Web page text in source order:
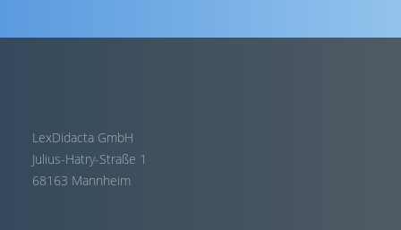
LexDidacta GmbH
Julius-Hatry-Straße 1
68163 Mannheim